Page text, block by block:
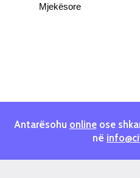
Mjekësore
Antarësohu onlineose
në